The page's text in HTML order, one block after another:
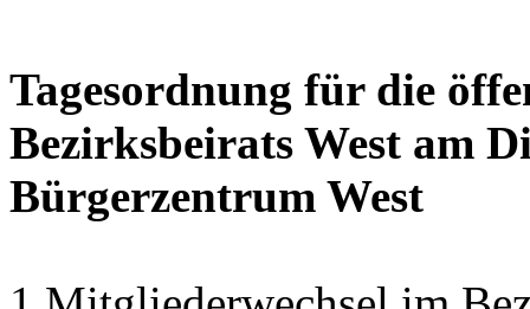
Tagesordnung für die
Bezirksbeirats West am
Bürgerzentrum West